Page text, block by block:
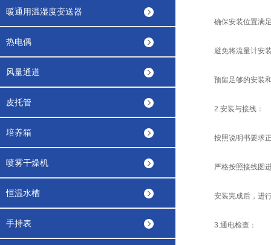
暖通用温湿度变送器
热电偶
风量通道
皮托管
培养箱
喷雾干燥机
恒温水槽
手持表
确保安装位置满足
避免将流量计安装
预留足够的安装和
2.安装与接线：
按照说明书要求正
严格按照接线图进
安装完成后，进行
3.通电检查：